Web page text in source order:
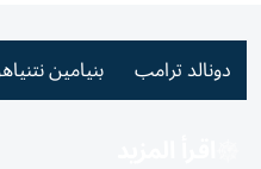
دونالد ترامب بنيامين